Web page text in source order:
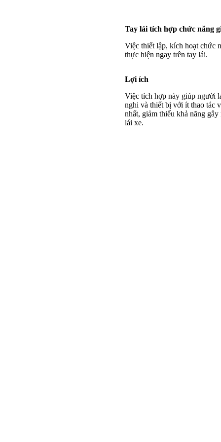
Tay lái tích hợp chức năng
Việc thiết lập, kích hoạt chức
thực hiện ngay trên tay lái.
Lợi ích
Việc tích hợp này giúp người
nghi và thiết bị với ít thao tác
nhất, giảm thiểu khả năng
lái xe.